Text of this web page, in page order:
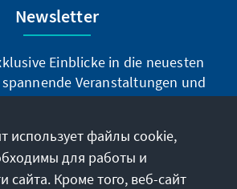
Newsletter
Einblicke in die neuesten
Veranstaltungen und
von unserer Vorsitzenden
und bleiben Sie immer
dem Laufenden.
использует файлы cookie,
для работы и
сайта. Кроме того, веб-сайт